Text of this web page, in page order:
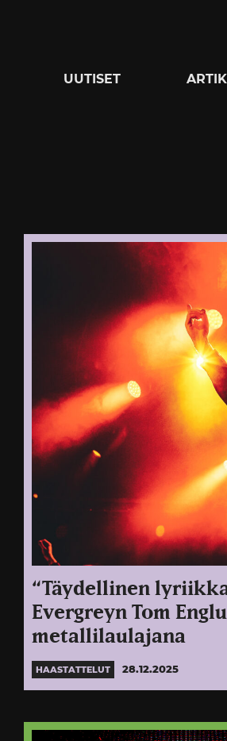
UUTISET
“Täydellinen
Evergreyn Tom
metallilaulajana
HAASTATTELUT 28.12.2025